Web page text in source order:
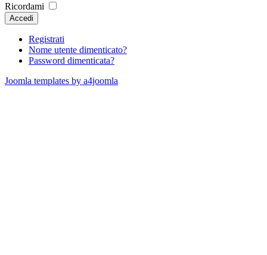
Ricordami
Accedi
Registrati
Nome utente dimenticato?
Password dimenticata?
Joomla templates by a4joomla